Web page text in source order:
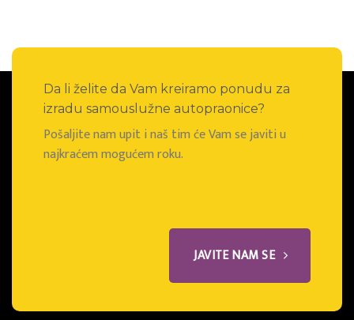
Da li želite da Vam kreiramo ponudu za
izradu samouslužne autopraonice?
Pošaljite nam upit i naš tim će Vam se javiti u
najkraćem mogućem roku.
JAVITE NAM SE